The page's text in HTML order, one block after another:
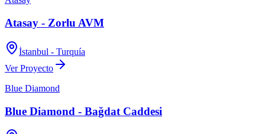
Atasay - Zorlu AVM
İstanbul - Turquía
Ver Proyecto
Blue Diamond
Blue Diamond - Bağdat Caddesi